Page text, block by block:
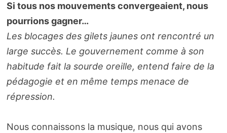
Si tous nos mouvements convergeaient, nous
pourrions gagner…
Les blocages des gilets jaunes ont rencontré un
large succès. Le gouvernement comme à son
habitude fait la sourde oreille, entend faire de la
pédagogie et en même temps menace de
répression.
Nous connaissons la musique, nous qui avons